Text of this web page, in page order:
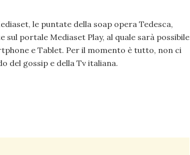
le puntate della soap opera Tedesca,
sul portale Mediaset Play, al quale sarà possibile
e Tablet. Per il momento è tutto, non ci
del gossip e della Tv italiana.